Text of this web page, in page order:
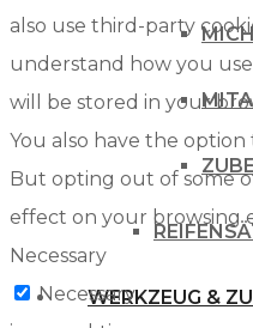
WERKZEUG &
also use third-party
understand how you
will be stored in your
You also have the
But opting out of some
effect on your browsing
Necessary
Necessary